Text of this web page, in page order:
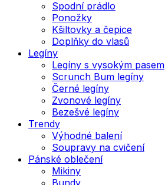
Spodní prádlo
Ponožky
Kšiltovky a čepice
Doplňky do vlasů
Legíny
Legíny s vysokým pasem
Scrunch Bum legíny
Černé legíny
Zvonové legíny
Bezešvé legíny
Trendy
Výhodné balení
Soupravy na cvičení
Pánské oblečení
Mikiny
Bundy